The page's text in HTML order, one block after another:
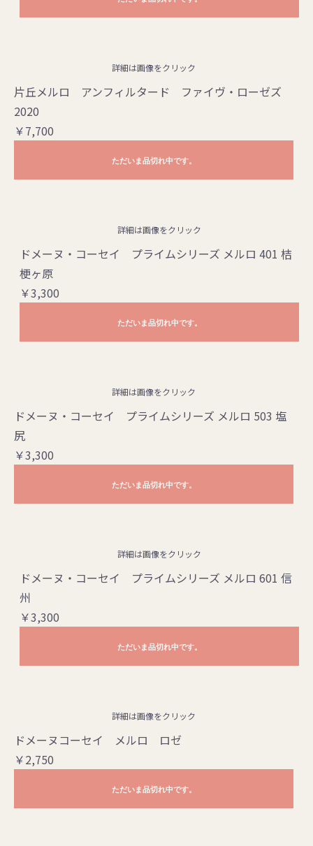
詳細は画像をクリック
片丘メルロ アンフィルタード ファイヴ・ローゼズ
2020
￥7,700
ただいま品切れ中です。
詳細は画像をクリック
ドメーヌ・コーセイ プライムシリーズ メルロ 401 桔
梗ヶ原
￥3,300
ただいま品切れ中です。
詳細は画像をクリック
ドメーヌ・コーセイ プライムシリーズ メルロ 503 塩
尻
￥3,300
ただいま品切れ中です。
詳細は画像をクリック
ドメーヌ・コーセイ プライムシリーズ メルロ 601 信
州
￥3,300
ただいま品切れ中です。
詳細は画像をクリック
ドメーヌコーセイ メルロ ロゼ
￥2,750
ただいま品切れ中です。